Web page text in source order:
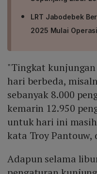
LRT Jabodebek
2025 Mulai
"Tingkat
hari berbeda,
sebanyak 8.000
kemarin 12.950
untuk hari ini
kata Troy
Adapun selama